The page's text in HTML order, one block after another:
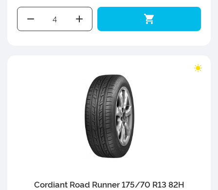
Cordiant Road Runner 175/70 R13 82H